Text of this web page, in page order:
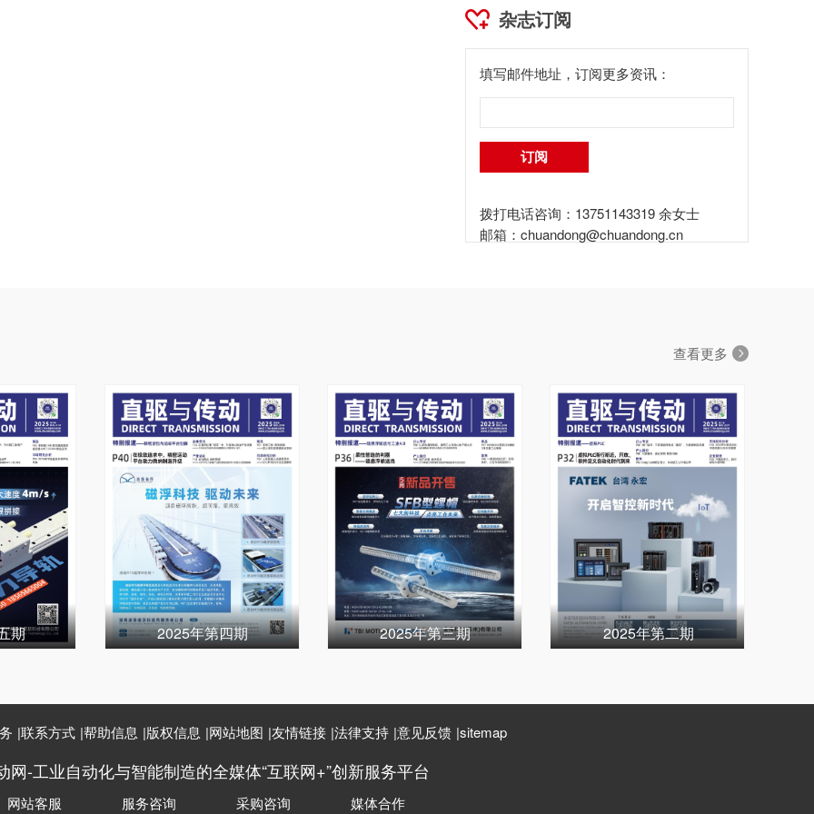
杂志订阅
填写邮件地址，订阅更多资讯：
拨打电话咨询：13751143319 余女士
邮箱： chuandong@chuandong.cn
查看更多
期 2025年第四期 2025年第三期 2025年第二期
|联系方式 |帮助信息 |版权信息 |网站地图 |友情链接 |法律支持 |意见反馈 |sitemap
网-工业自动化与智能制造的全媒体“互联网+”创新服务平台
网站客服 服务咨询 采购咨询 媒体合作